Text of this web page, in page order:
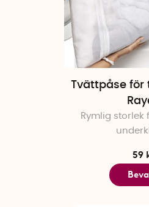
Tvättpåse för
Rymlig storlek
59